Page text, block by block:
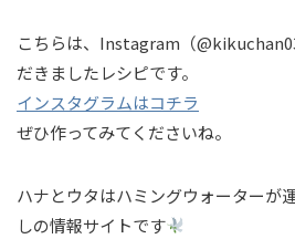
こちらは、Instagram（
だきましたレシピです。
インスタグラムはコチラ
ぜひ作ってみてくださいね。
ハナとウタはハミングウォーターが
しの情報サイトです